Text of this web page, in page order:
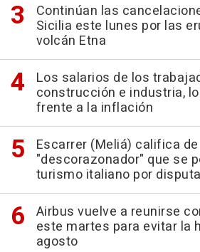
Continúan las
Sicilia este lunes por las
volcán Etna
Los salarios de los
construcción e industria,
frente a la inflación
Escarrer (Meliá) califica de
"descorazonador" que se
turismo italiano por
Airbus vuelve a reunirse
este martes para evitar la
agosto